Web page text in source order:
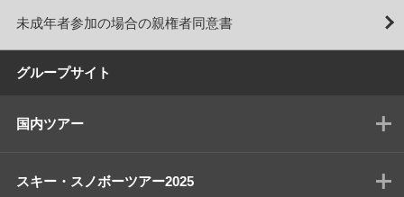
未成年者参加の場合の親権者同意書
グループサイト
国内ツアー
スキー・スノボーツアー2025